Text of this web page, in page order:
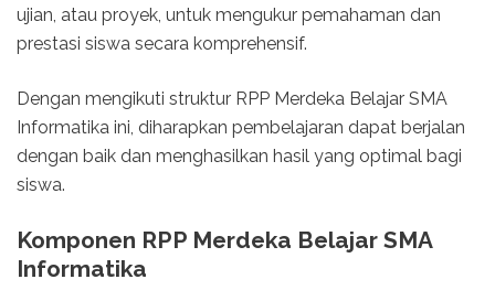
ujian, atau proyek, untuk mengukur pemahaman dan
prestasi siswa secara komprehensif.
Dengan mengikuti struktur RPP Merdeka Belajar SMA
Informatika ini, diharapkan pembelajaran dapat berjalan
dengan baik dan menghasilkan hasil yang optimal bagi
siswa.
Komponen RPP Merdeka Belajar SMA
Informatika